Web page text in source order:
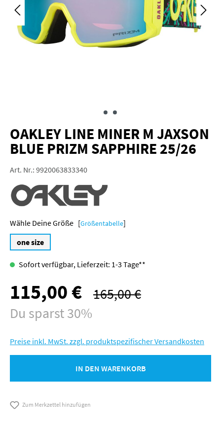
OAKLEY LINE MINER M JAXSON
BLUE PRIZM SAPPHIRE 25/26
Art. Nr.: 9920063833340
Größe [Größentabelle]
one size
Sofort verfügbar, Lieferzeit: 1-3 Tage**
Verkaufspreis:
115,00 € Regulärer Preis:
165,00 €
Du sparst 30%
Preise inkl. MwSt. zzgl. produktspezifischer Versandkosten
IN DEN WARENKORB
Zum Merkzettel hinzufügen